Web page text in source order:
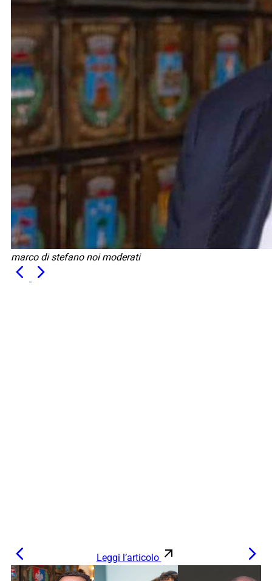
marco di stefano noi moderati
Leggi l’articolo